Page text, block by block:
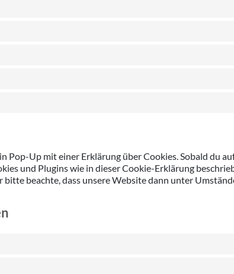
Up mit einer Erklärung über Cookies. Sobald du
und Plugins wie in dieser Cookie-Erklärung
beachte, dass unsere Website dann unter